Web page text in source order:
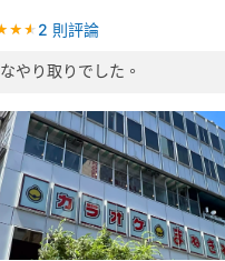
★ ★
★ ★ 2 則評論
やり取りでした。